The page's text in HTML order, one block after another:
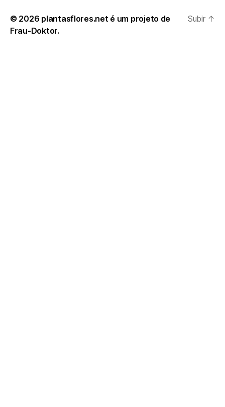
© 2026 plantasflores.net é um projeto de
Frau-Doktor.
Subir ↑